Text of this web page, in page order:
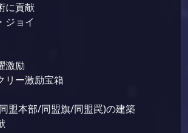
に貢献
ジョイ
激励
リー激励宝箱
盟本部/同盟旗/同盟罠)の建築